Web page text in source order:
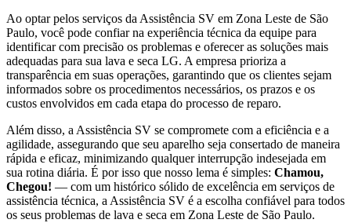
Ao optar pelos serviços da Assistência SV em Zona Leste de São
Paulo, você pode confiar na experiência técnica da equipe para
identificar com precisão os problemas e oferecer as soluções mais
adequadas para sua lava e seca LG. A empresa prioriza a
transparência em suas operações, garantindo que os clientes sejam
informados sobre os procedimentos necessários, os prazos e os
custos envolvidos em cada etapa do processo de reparo.
Além disso, a Assistência SV se compromete com a eficiência e a
agilidade, assegurando que seu aparelho seja consertado de maneira
rápida e eficaz, minimizando qualquer interrupção indesejada em
sua rotina diária. É por isso que nosso lema é simples: Chamou,
Chegou! — com um histórico sólido de excelência em serviços de
assistência técnica, a Assistência SV é a escolha confiável para todos
os seus problemas de lava e seca em Zona Leste de São Paulo.